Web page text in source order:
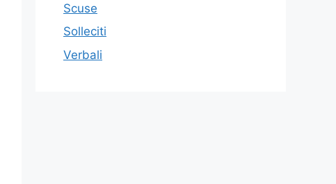
Scuse
Solleciti
Verbali